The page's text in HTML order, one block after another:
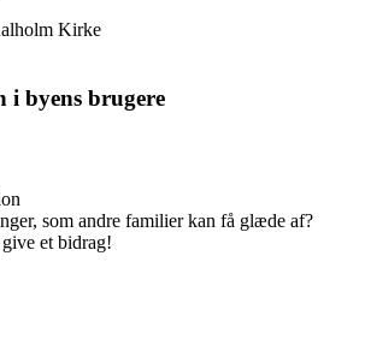
Kirke
byens brugere
som andre familier kan få glæde af?
et bidrag!